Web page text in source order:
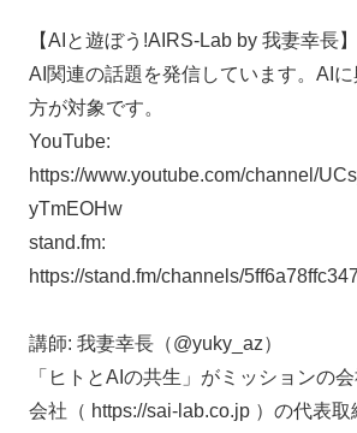
【AIと遊ぼう!AIRS-Lab by 我妻幸長】
AI関連の話題を発信しています。AI
方が対象です。
YouTube:
https://www.youtube.com/channel/
yTmEOHw
stand.fm:
https://stand.fm/channels/
講師: 我妻幸長（@yuky_az）
「ヒトとAIの共生」がミッションの
会社（ https://sai-lab.co.jp ）の代表